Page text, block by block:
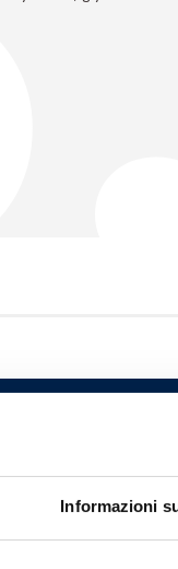
Informazioni
100